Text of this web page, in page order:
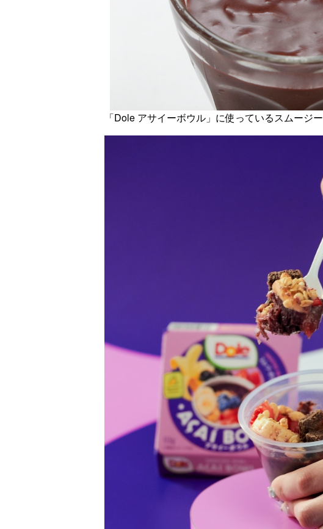
「Dole アサイーボウル」に使っているスムージー